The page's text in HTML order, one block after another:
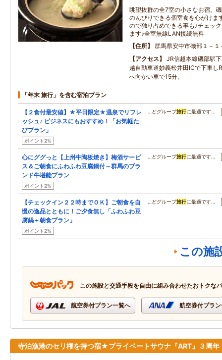
眺望抜群の全7室の小さなお宿。
のんびりできる個室食を心がけま
ので独り占めできる事も♪チェッ
ます♪全室無線LAN接続無料
住所
群馬県安中市磯部１－１
アクセス
JR信越本線磯部駅
越自動車道妙義松井田ICで下車し
へ向かい車で15分。
「年末 旅行」を含む宿泊プラン
【２食付最安値】★平日限定★温泉でリフレ
ッシュ♪ ビジネスにもおすすめ！「お気軽た
びプラン」
ポイント2%
…どグループ旅行に最適です…
心にググっと【上州牛陶板焼き】梅酒サービ
ス＆ご朝食にふわふわ豆腐鍋付～群馬のブラ
ンド牛堪能プラン
ポイント2%
…どグループ旅行に最適です…
【チェックイン２２時までＯＫ】ご朝食を自
慢の逸品とともに！ご夕食無し「ふわふわ豆
腐鍋＋朝食プラン」
ポイント2%
…どグループ旅行に最適です…
この施
この施設と交通手段を自由に組み合わせたおトクな
航空券付プラン一覧へ 航空券付プラ
寺泊漁港のセリ権を持つ宿★プライベートサウナ『ART』３周年